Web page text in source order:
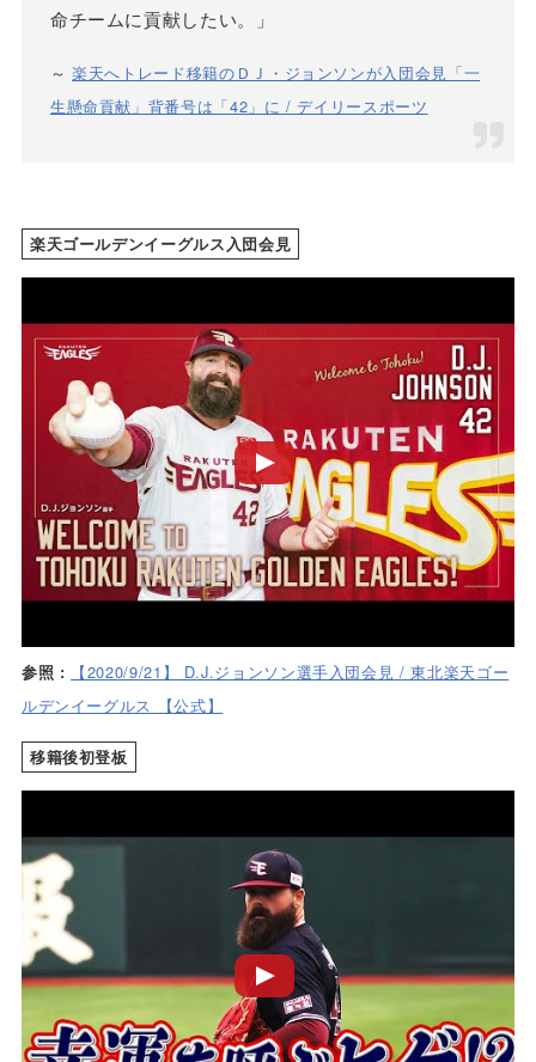
命チームに貢献したい。」
～楽天へトレード移籍のＤＪ・ジョンソンが入団会見「一
生懸命貢献」背番号は「42」に / デイリースポーツ
楽天ゴールデンイーグルス入団会見
参照 :
【2020/9/21】 D.J.ジョンソン選手入団会見 / 東北楽天ゴー
ルデンイーグルス 【公式】
移籍後初登板